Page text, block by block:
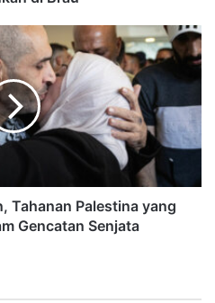
Tahanan Palestina yang
Gencatan Senjata